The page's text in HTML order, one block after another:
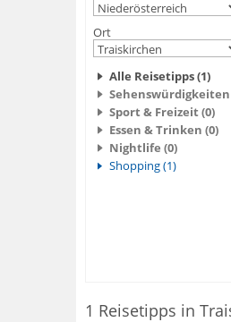
Ort
Alle Reisetipps (1)
Sehenswürdigkeiten
Sport & Freizeit (0)
Essen & Trinken (0)
Nightlife (0)
Shopping (1)
1 Reisetipps in